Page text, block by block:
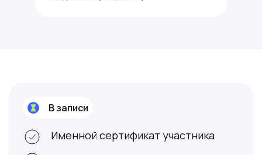
В записи
Именной сертификат участника